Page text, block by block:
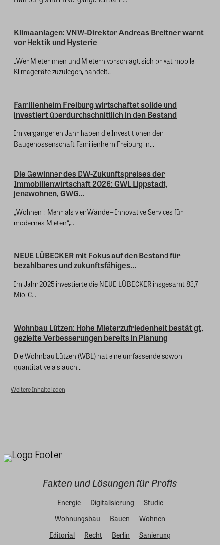
Klimaanlagen: VNW-Direktor Andreas Breitner warnt
vor Hektik und Hysterie
„Wer Mieterinnen und Mietern vorschlägt, sich privat mobile
Klimageräte zuzulegen, handelt...
Familienheim Freiburg wirtschaftet solide und
investiert überdurchschnittlich in den Bestand
Im vergangenen Jahr haben die Investitionen der
Baugenossenschaft Familienheim Freiburg in...
Die Gewinner des DW-Zukunftspreises der
Immobilienwirtschaft 2026: GWL Lippstadt,
jenawohnen, GWG...
„Wohnen⁺: Mehr als vier Wände – Innovative Services für
modernes Mieten“,...
NEUE LÜBECKER mit Fokus auf den Bestand für
bezahlbares und zukunftsfähiges...
Im Jahr 2025 investierte die NEUE LÜBECKER insgesamt 83,7
Mio. €...
Wohnbau Lützen: Hohe Mieterzufriedenheit bestätigt,
gezielte Verbesserungen bereits in Planung
Die Wohnbau Lützen (WBL) hat eine umfassende sowohl
quantitative als auch...
Weitere Inhalte laden
Fakten und Lösungen für Profis
Energie Digitalisierung
Studie
Wohnungsbau
Bauen
Wohnen
Editorial
Recht Berlin
Sanierung